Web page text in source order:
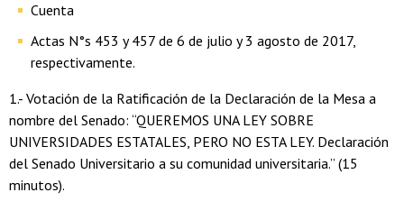
Cuenta
Actas N°s 453 y 457 de 6 de julio y 3 agosto de 2017,
respectivamente.
1.- Votación de la Ratificación de la Declaración de la Mesa a
nombre del Senado: “QUEREMOS UNA LEY SOBRE
UNIVERSIDADES ESTATALES, PERO NO ESTA LEY. Declaración
del Senado Universitario a su comunidad universitaria.” (15
minutos).